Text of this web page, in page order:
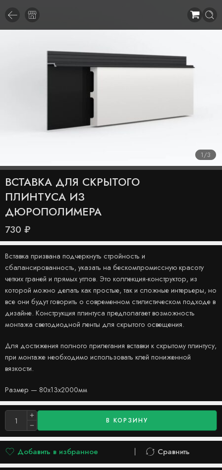
1/3
ВСТАВКА ДЛЯ СКРЫТОГО
ПЛИНТУСА ИЗ
ДЮРОПОЛИМЕРА
730 ₽
Вставка призвана подчеркнуть стройность и
сбалансированность, указать на бескомпромиссную красоту
четких граней и прямых углов. Это коллекция-конструктор, из
которой можно делать как простые, так и сложные интерьеры, но
все они будут говорить о современном стилистическом подходе в
дизайне. Конструкция плинтуса предполагает возможность
монтажа светодиодной ленты для скрытого освещения.
Для достижения полного прилегания вставки к скрытому плинтусу,
при монтаже необходимо использовать клей пониженной
вязкости.
Размер — 80х13х2000мм
В КОРЗИНУ
Добавить в избранное
Добавлено в список желаний
Сравнить
Сравнить